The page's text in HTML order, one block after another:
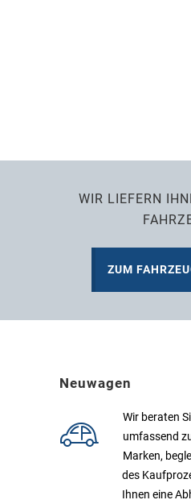
WIR LIEFERN
ZUM
Neuwagen
Wir beraten
umfassend
Marken,
des
Ihnen eine